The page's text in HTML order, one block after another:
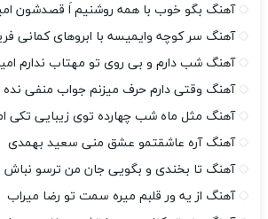
آهنگ بگو خوب با همه روشنیم اَ قصدشون
آهنگ سر کوچه وایمیسه با ابروهای کمانی
آهنگ شب دارم و بی روی تو مهتاب ندارم
آهنگ وقتی دارم حرف میزنم جواب منفی
آهنگ مثل ماه شب چهارده توی زیبایی تکی
آهنگ آره عاشقتمو عشق منی سعید بهمدی
آهنگ تا بخندی و بگویی جان من ترسو
آهنگ از یه ور قلبم میره سمت تو رضا میراب